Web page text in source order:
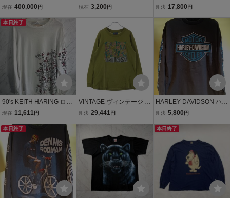
chic adjustment fits XLサ
LL レアカラー アキラ ア
ント t shirt
現在 400,000 円
nica Airlines サンタモニ
ント ロンT Tシャツ vintag
e Santa Cruz スケート U
SA 80s 90s
現在 3,200 円
シャツ USA製 M ネイビー
即決 17,800 円
本日終了
90's KEITH HARING ロン
T サイズXL MAN POWER
現状品
現在 11,611 円
VINTAGE ヴィンテージ 9
0s CYNICISM アナーキッ
即決 29,441 円
HARLEY-DAVIDSON ハー
レーダビットソン USA
ロンT Lサイズ モーター
サイクル ツーリング
バイク カスタム
即決 5,800 円
本日終了 本日終了